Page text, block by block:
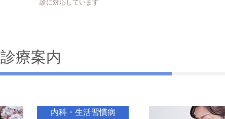
診に対応しています
診療案内
内科・生活習慣病